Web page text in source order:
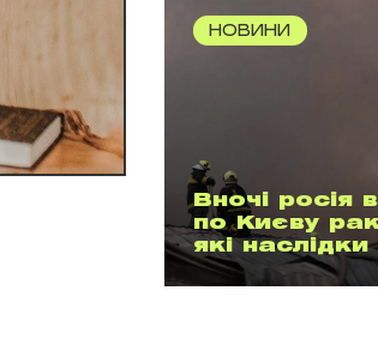
НОВИНИ
Вночі росія
по Києву
які наслідки